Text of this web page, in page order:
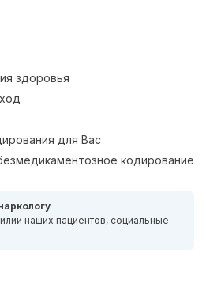
здоровья
для Вас
кодирование
наших пациентов, социальные